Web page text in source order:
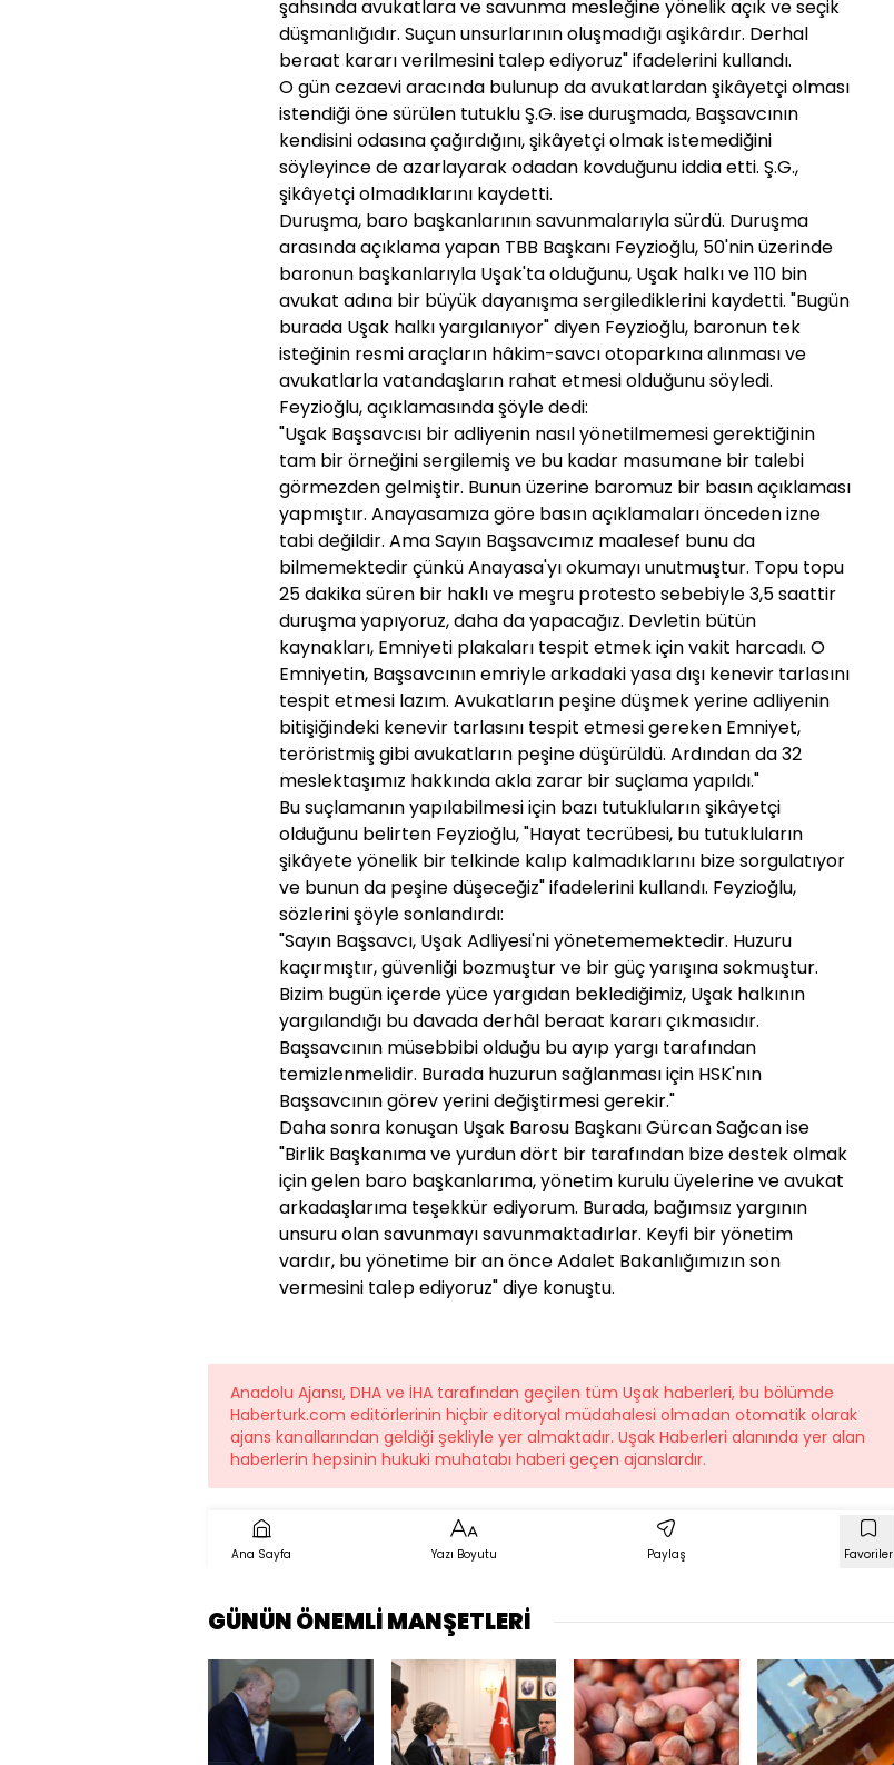
şahsında avukatlara ve savunma mesleğine yönelik açık ve seçik
düşmanlığıdır. Suçun unsurlarının oluşmadığı aşikârdır. Derhal
beraat kararı verilmesini talep ediyoruz" ifadelerini kullandı.
O gün cezaevi aracında bulunup da avukatlardan şikâyetçi olması
istendiği öne sürülen tutuklu Ş.G. ise duruşmada, Başsavcının
kendisini odasına çağırdığını, şikâyetçi olmak istemediğini
söyleyince de azarlayarak odadan kovduğunu iddia etti. Ş.G.,
şikâyetçi olmadıklarını kaydetti.
Duruşma, baro başkanlarının savunmalarıyla sürdü. Duruşma
arasında açıklama yapan TBB Başkanı Feyzioğlu, 50'nin üzerinde
baronun başkanlarıyla Uşak'ta olduğunu, Uşak halkı ve 110 bin
avukat adına bir büyük dayanışma sergilediklerini kaydetti. "Bugün
burada Uşak halkı yargılanıyor" diyen Feyzioğlu, baronun tek
isteğinin resmi araçların hâkim-savcı otoparkına alınması ve
avukatlarla vatandaşların rahat etmesi olduğunu söyledi.
Feyzioğlu, açıklamasında şöyle dedi:
"Uşak Başsavcısı bir adliyenin nasıl yönetilmemesi gerektiğinin
tam bir örneğini sergilemiş ve bu kadar masumane bir talebi
görmezden gelmiştir. Bunun üzerine baromuz bir basın açıklaması
yapmıştır. Anayasamıza göre basın açıklamaları önceden izne
tabi değildir. Ama Sayın Başsavcımız maalesef bunu da
bilmemektedir çünkü Anayasa'yı okumayı unutmuştur. Topu topu
25 dakika süren bir haklı ve meşru protesto sebebiyle 3,5 saattir
duruşma yapıyoruz, daha da yapacağız. Devletin bütün
kaynakları, Emniyeti plakaları tespit etmek için vakit harcadı. O
Emniyetin, Başsavcının emriyle arkadaki yasa dışı kenevir tarlasını
tespit etmesi lazım. Avukatların peşine düşmek yerine adliyenin
bitişiğindeki kenevir tarlasını tespit etmesi gereken Emniyet,
teröristmiş gibi avukatların peşine düşürüldü. Ardından da 32
meslektaşımız hakkında akla zarar bir suçlama yapıldı."
Bu suçlamanın yapılabilmesi için bazı tutukluların şikâyetçi
olduğunu belirten Feyzioğlu, "Hayat tecrübesi, bu tutukluların
şikâyete yönelik bir telkinde kalıp kalmadıklarını bize sorgulatıyor
ve bunun da peşine düşeceğiz" ifadelerini kullandı. Feyzioğlu,
sözlerini şöyle sonlandırdı:
"Sayın Başsavcı, Uşak Adliyesi'ni yönetememektedir. Huzuru
kaçırmıştır, güvenliği bozmuştur ve bir güç yarışına sokmuştur.
Bizim bugün içerde yüce yargıdan beklediğimiz, Uşak halkının
yargılandığı bu davada derhâl beraat kararı çıkmasıdır.
Başsavcının müsebbibi olduğu bu ayıp yargı tarafından
temizlenmelidir. Burada huzurun sağlanması için HSK'nın
Başsavcının görev yerini değiştirmesi gerekir."
Daha sonra konuşan Uşak Barosu Başkanı Gürcan Sağcan ise
"Birlik Başkanıma ve yurdun dört bir tarafından bize destek olmak
için gelen baro başkanlarıma, yönetim kurulu üyelerine ve avukat
arkadaşlarıma teşekkür ediyorum. Burada, bağımsız yargının
unsuru olan savunmayı savunmaktadırlar. Keyfi bir yönetim
vardır, bu yönetime bir an önce Adalet Bakanlığımızın son
vermesini talep ediyoruz" diye konuştu.
Anadolu Ajansı, DHA ve İHA tarafından geçilen tüm Uşak haberleri, bu bölümde
Haberturk.com editörlerinin hiçbir editoryal müdahalesi olmadan otomatik olarak
ajans kanallarından geldiği şekliyle yer almaktadır. Uşak Haberleri alanında yer alan
haberlerin hepsinin hukuki muhatabı haberi geçen ajanslardır.
Ana Sayfa Yazı Boyutu Paylaş Favoriler
GÜNÜN ÖNEMLİ MANŞETLERİ